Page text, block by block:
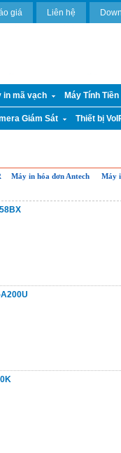
giá Liên hệ
in mã vạch Máy Tính
Giám Sát Thiết bị
Máy in hóa đơn Antech
Máy